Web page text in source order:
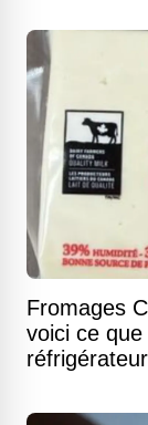
Fromages
voici ce
réfrigérateur